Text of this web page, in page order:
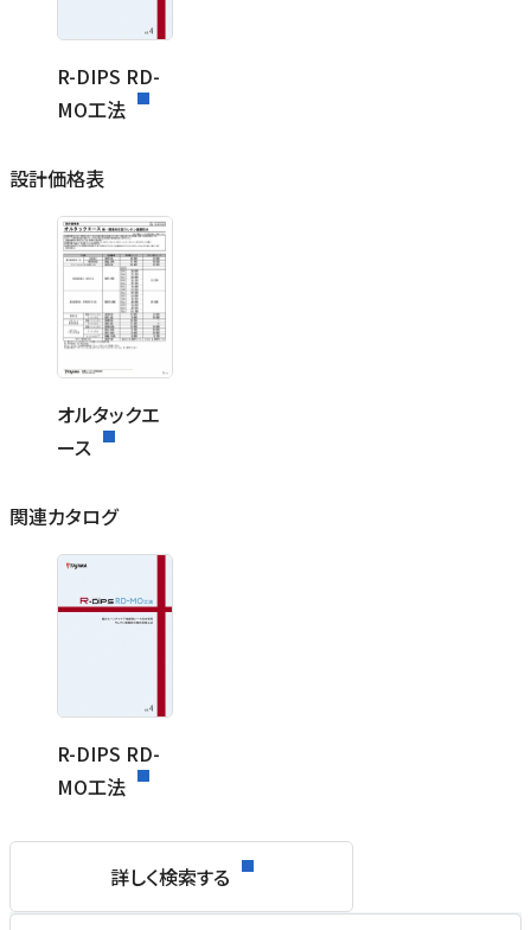
R-DIPS RD-
MO工法
設計価格表
オルタックエ
ース
関連カタログ
R-DIPS RD-
MO工法
詳しく検索する